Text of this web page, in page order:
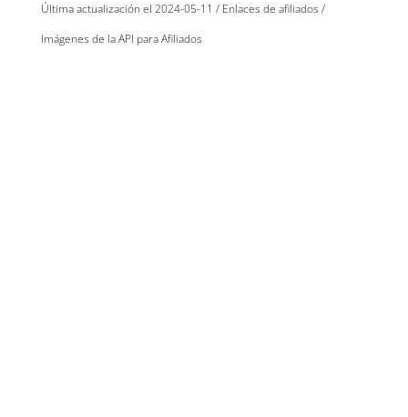
Última actualización el 2024-05-11 / Enlaces de afiliados /
Imágenes de la API para Afiliados